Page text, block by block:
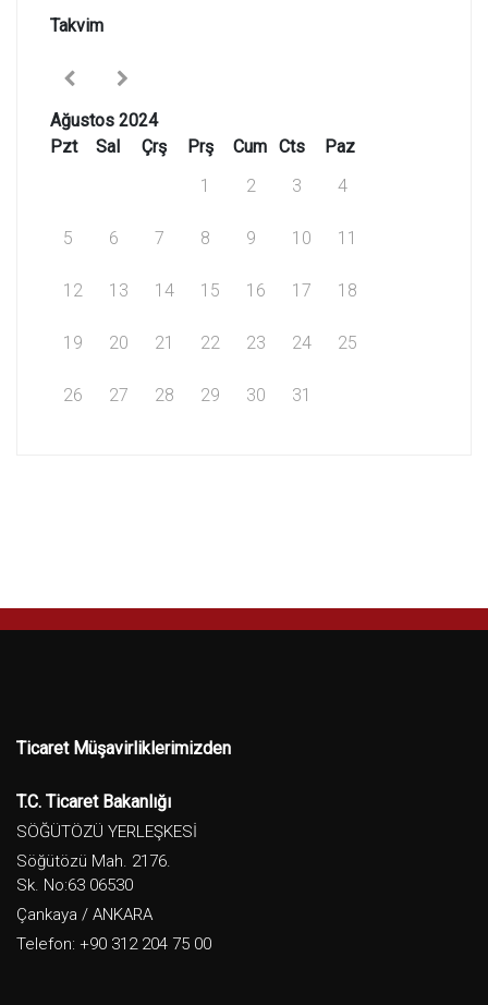
Takvim
Ağustos 2024
Pzt
Sal Çrş Prş Cum Cts
Paz
1
2 3 4
5 6 7 8 9 10 11
12 13 14 15 16 17 18
19 20 21 22 23 24 25
26 27 28 29 30 31
Ticaret Müşavirliklerimizden
T.C. Ticaret Bakanlığı
SÖĞÜTÖZÜ YERLEŞKESİ
Söğütözü Mah. 2176.
Sk. No:63 06530
Çankaya / ANKARA
Telefon: +90 312 204 75 00